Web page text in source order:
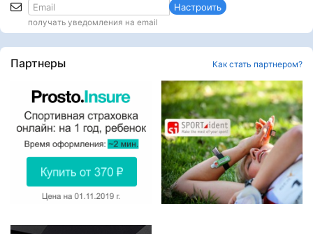
Настроить
получать уведомления на email
Партнеры Как стать партнером?